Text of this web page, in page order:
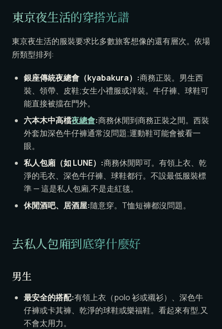
東京夜生活的穿搭光譜
東京夜生活的服裝要求比多數旅客想像的還有層次。依場
所類型排列:
銀座傳統夜總會（kyabakura）:商務正裝。男生西
裝、領帶、皮鞋;女生小禮服或洋裝。牛仔褲、球鞋可
能直接被擋在門外。
六本木中高檔夜總會:商務休閒到商務正裝之間。西裝
外套加深色牛仔褲通常沒問題;運動鞋可能會被看一
眼。
私人包廂（如 LUNE）:商務休閒即可。有領上衣、乾
淨的毛衣、深色牛仔褲、球鞋都行。不設最低服裝標
準 — 這是私人包廂,不是走紅毯。
休閒酒吧、居酒屋:隨意穿。T恤短褲都沒問題。
去私人包廂到底穿什麼好
男生
最安全的搭配:有領上衣（polo 衫或襯衫）、深色牛
仔褲或卡其褲、乾淨的球鞋或樂福鞋。看起來有型,又
不會太用力。